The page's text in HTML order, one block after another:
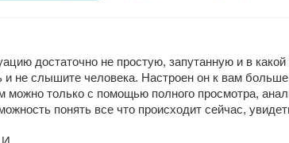
достаточно не простую, запутанную и в
не слышите человека. Настроен он к вам больше
можно только с помощью полного просмотра,
понять все что происходит сейчас,